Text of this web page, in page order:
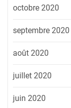
octobre 2020
septembre 2020
août 2020
juillet 2020
juin 2020